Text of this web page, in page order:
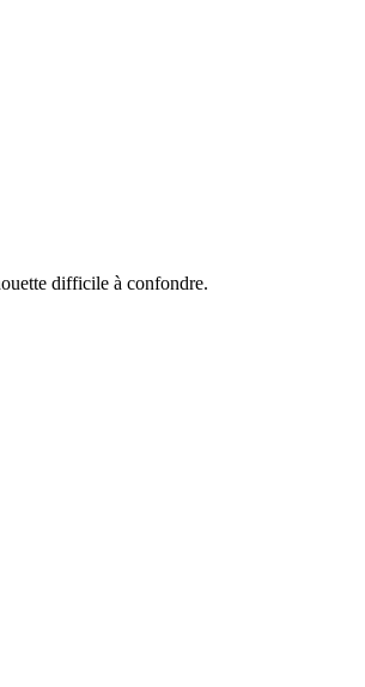
difficile à confondre.